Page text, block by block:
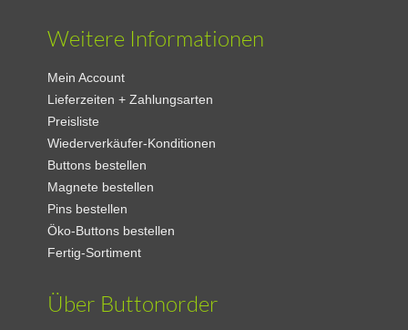
Weitere Informationen
Mein Account
Lieferzeiten + Zahlungsarten
Preisliste
Wiederverkäufer-Konditionen
Buttons bestellen
Magnete bestellen
Pins bestellen
Öko-Buttons bestellen
Fertig-Sortiment
Über Buttonorder